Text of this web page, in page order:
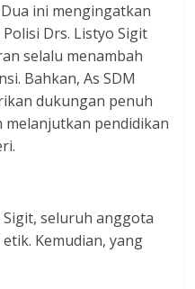
ini mengingatkan
Drs. Listyo Sigit
selalu menambah
Bahkan, As SDM
dukungan penuh
pendidikan
Sigit, seluruh anggota
Kemudian, yang